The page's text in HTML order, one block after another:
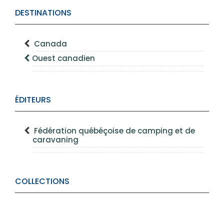
DESTINATIONS
Canada
Ouest canadien
ÉDITEURS
Fédération québéçoise de camping et de
caravaning
COLLECTIONS